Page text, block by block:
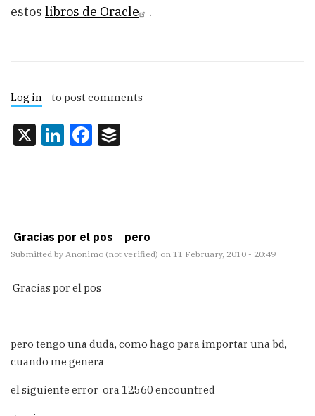
estos libros de Oracle .
Log in to post comments
X LinkedIn
Facebook
Gracias por el pos pero
Submitted by Anonimo (not verified) on 11 February, 2010 - 20:49
Gracias por el pos
pero tengo una duda, como hago para importar una bd,
cuando me genera
el siguiente error ora 12560 encountred